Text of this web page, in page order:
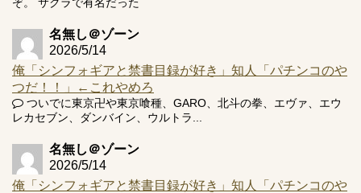
名無し＠ゾーン
2026/5/14
俺「シンフォギアと禁書目録が好き」知人「パチンコのや
つだ！！」←これやめろ
ついでに東京卍や東京喰種、GARO、北斗の拳、エヴァ、エウ
レカセブン、ダンバイン、ウルトラ...
名無し＠ゾーン
2026/5/14
俺「シンフォギアと禁書目録が好き」知人「パチンコのや